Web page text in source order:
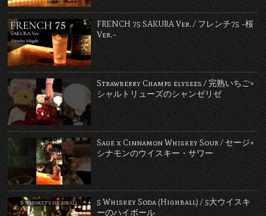
FRENCH 75 SAKURA Ver. / フレンチ75 ~桜
Ver.~
Strawberry Champs elysees / 完熟いちご×
シャルトリューズのシャンゼリゼ
Sage x Cinnamon Whiskey Sour / セージ×
シナモンのウイスキー・サワー
5 Whiskey Soda (Highball) / 5大ウイスキ
ーのハイボール